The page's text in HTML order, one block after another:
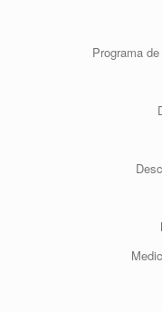
Programa